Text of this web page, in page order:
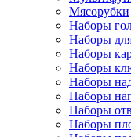
Мясорубки
Наборы
Наборы
Наборы
Наборы
Наборы
Наборы
Наборы
Наборы